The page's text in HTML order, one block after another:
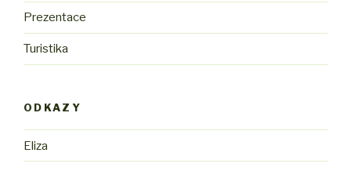
Prezentace
Turistika
ODKAZY
Eliza